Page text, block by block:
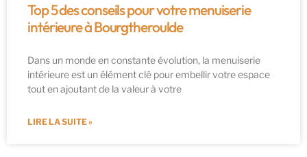
Top 5 des conseils pour votre menuiserie
intérieure à Bourgtheroulde
Dans un monde en constante évolution, la menuiserie
intérieure est un élément clé pour embellir votre espace
tout en ajoutant de la valeur à votre
LIRE LA SUITE »